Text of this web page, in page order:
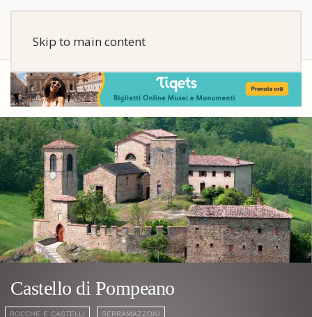
Skip to main content
Castello di Pompeano
ROCCHE E CASTELLI SERRAMAZZONI